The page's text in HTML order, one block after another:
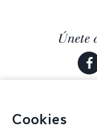
Únete
© 2026 Corderie
Cookies